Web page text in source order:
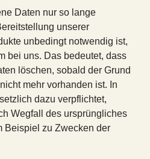
Daten nur so lange
unserer
unbedingt notwendig ist,
bei uns. Das bedeutet, dass
löschen, sobald der Grund
mehr vorhanden ist. In
dazu verpflichtet,
Wegfall des ursprüngliches
Beispiel zu Zwecken der